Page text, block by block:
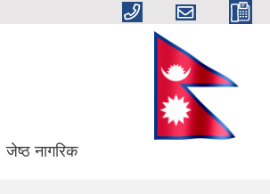
जेष्ठ नागरिक